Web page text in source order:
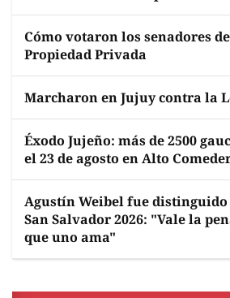
Cómo votaron los senadores
Propiedad Privada
Marcharon en Jujuy contra la
Éxodo Jujeño: más de 2500
el 23 de agosto en Alto
Agustín Weibel fue
San Salvador 2026: "Vale la
que uno ama"